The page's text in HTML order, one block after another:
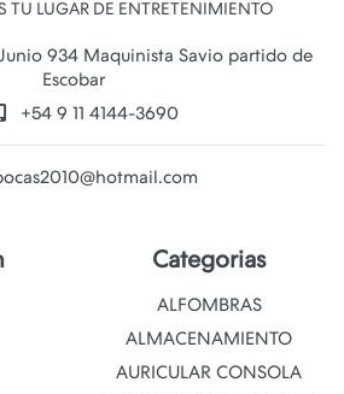
934 Maquinista Savio partido de
Escobar
+54 9 11 4144-3690
Categorias
ALFOMBRAS
ALMACENAMIENTO
AURICULAR CONSOLA